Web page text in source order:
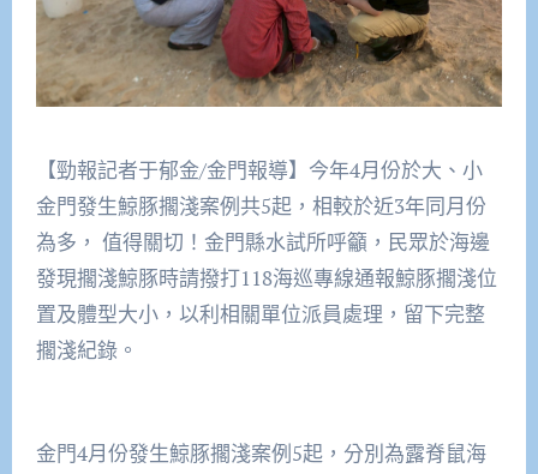
【勁報記者于郁金/金門報導】今年4月份於大、小
金門發生鯨豚擱淺案例共5起，相較於近3年同月份
為多， 值得關切！金門縣水試所呼籲，民眾於海邊
發現擱淺鯨豚時請撥打118海巡專線通報鯨豚擱淺位
置及體型大小，以利相關單位派員處理，留下完整
擱淺紀錄。
金門4月份發生鯨豚擱淺案例5起，分別為露脊鼠海